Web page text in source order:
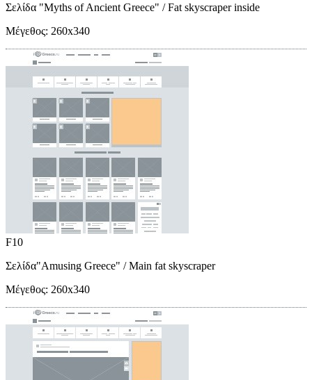
Σελίδα "Myths of Ancient Greece" / Fat skyscraper inside
Μέγεθος: 260x340
F10
Σελίδα"Amusing Greece" / Main fat skyscraper
Μέγεθος: 260x340